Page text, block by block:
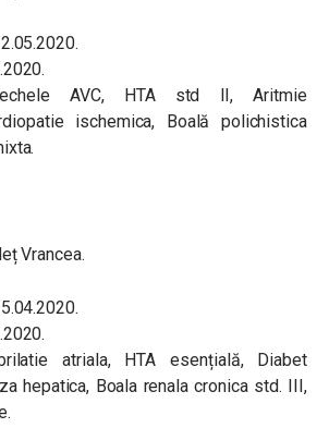
AVC, HTA std II, Aritmie
ischemica, Boală polichistica
Vrancea.
atriala, HTA esențială, Diabet
hepatica, Boala renala cronica std. III,